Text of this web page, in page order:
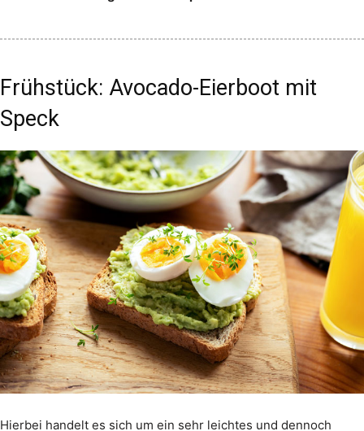
Frühstück: Avocado-Eierboot mit
Speck
Hierbei handelt es sich um ein sehr leichtes und dennoch